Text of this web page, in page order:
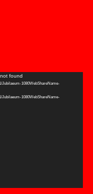
found
Jubilaeum-1080WebShareName-
Jubilaeum-1080WebShareName-